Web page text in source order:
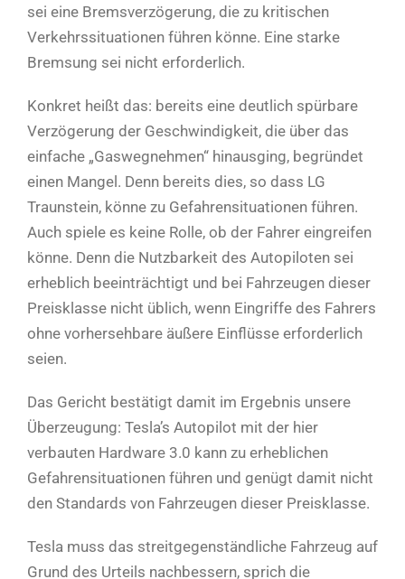
sei eine Bremsverzögerung, die zu kritischen
Verkehrssituationen führen könne. Eine starke
Bremsung sei nicht erforderlich.
Konkret heißt das: bereits eine deutlich spürbare
Verzögerung der Geschwindigkeit, die über das
einfache „Gaswegnehmen“ hinausging, begründet
einen Mangel. Denn bereits dies, so dass LG
Traunstein, könne zu Gefahrensituationen führen.
Auch spiele es keine Rolle, ob der Fahrer eingreifen
könne. Denn die Nutzbarkeit des Autopiloten sei
erheblich beeinträchtigt und bei Fahrzeugen dieser
Preisklasse nicht üblich, wenn Eingriffe des Fahrers
ohne vorhersehbare äußere Einflüsse erforderlich
seien.
Das Gericht bestätigt damit im Ergebnis unsere
Überzeugung: Tesla’s Autopilot mit der hier
verbauten Hardware 3.0 kann zu erheblichen
Gefahrensituationen führen und genügt damit nicht
den Standards von Fahrzeugen dieser Preisklasse.
Tesla muss das streitgegenständliche Fahrzeug auf
Grund des Urteils nachbessern, sprich die